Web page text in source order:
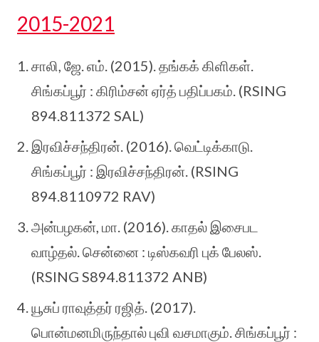
2015-2021
சாலி, ஜே. எம். (2015). தங்கக் கிளிகள்.
சிங்கப்பூர் : கிரிம்சன் ஏர்த் பதிப்பகம். (RSING
894.811372 SAL)
இரவிச்சந்திரன். (2016). வெட்டிக்காடு.
சிங்கப்பூர் : இரவிச்சந்திரன். (RSING
894.8110972 RAV)
அன்பழகன், மா. (2016). காதல் இசைபட
வாழ்தல். சென்னை : டிஸ்கவரி புக் பேலஸ்.
(RSING S894.811372 ANB)
யூசுப் ராவுத்தர் ரஜித். (2017).
பொன்மனமிருந்தால் புவி வசமாகும். சிங்கப்பூர் :